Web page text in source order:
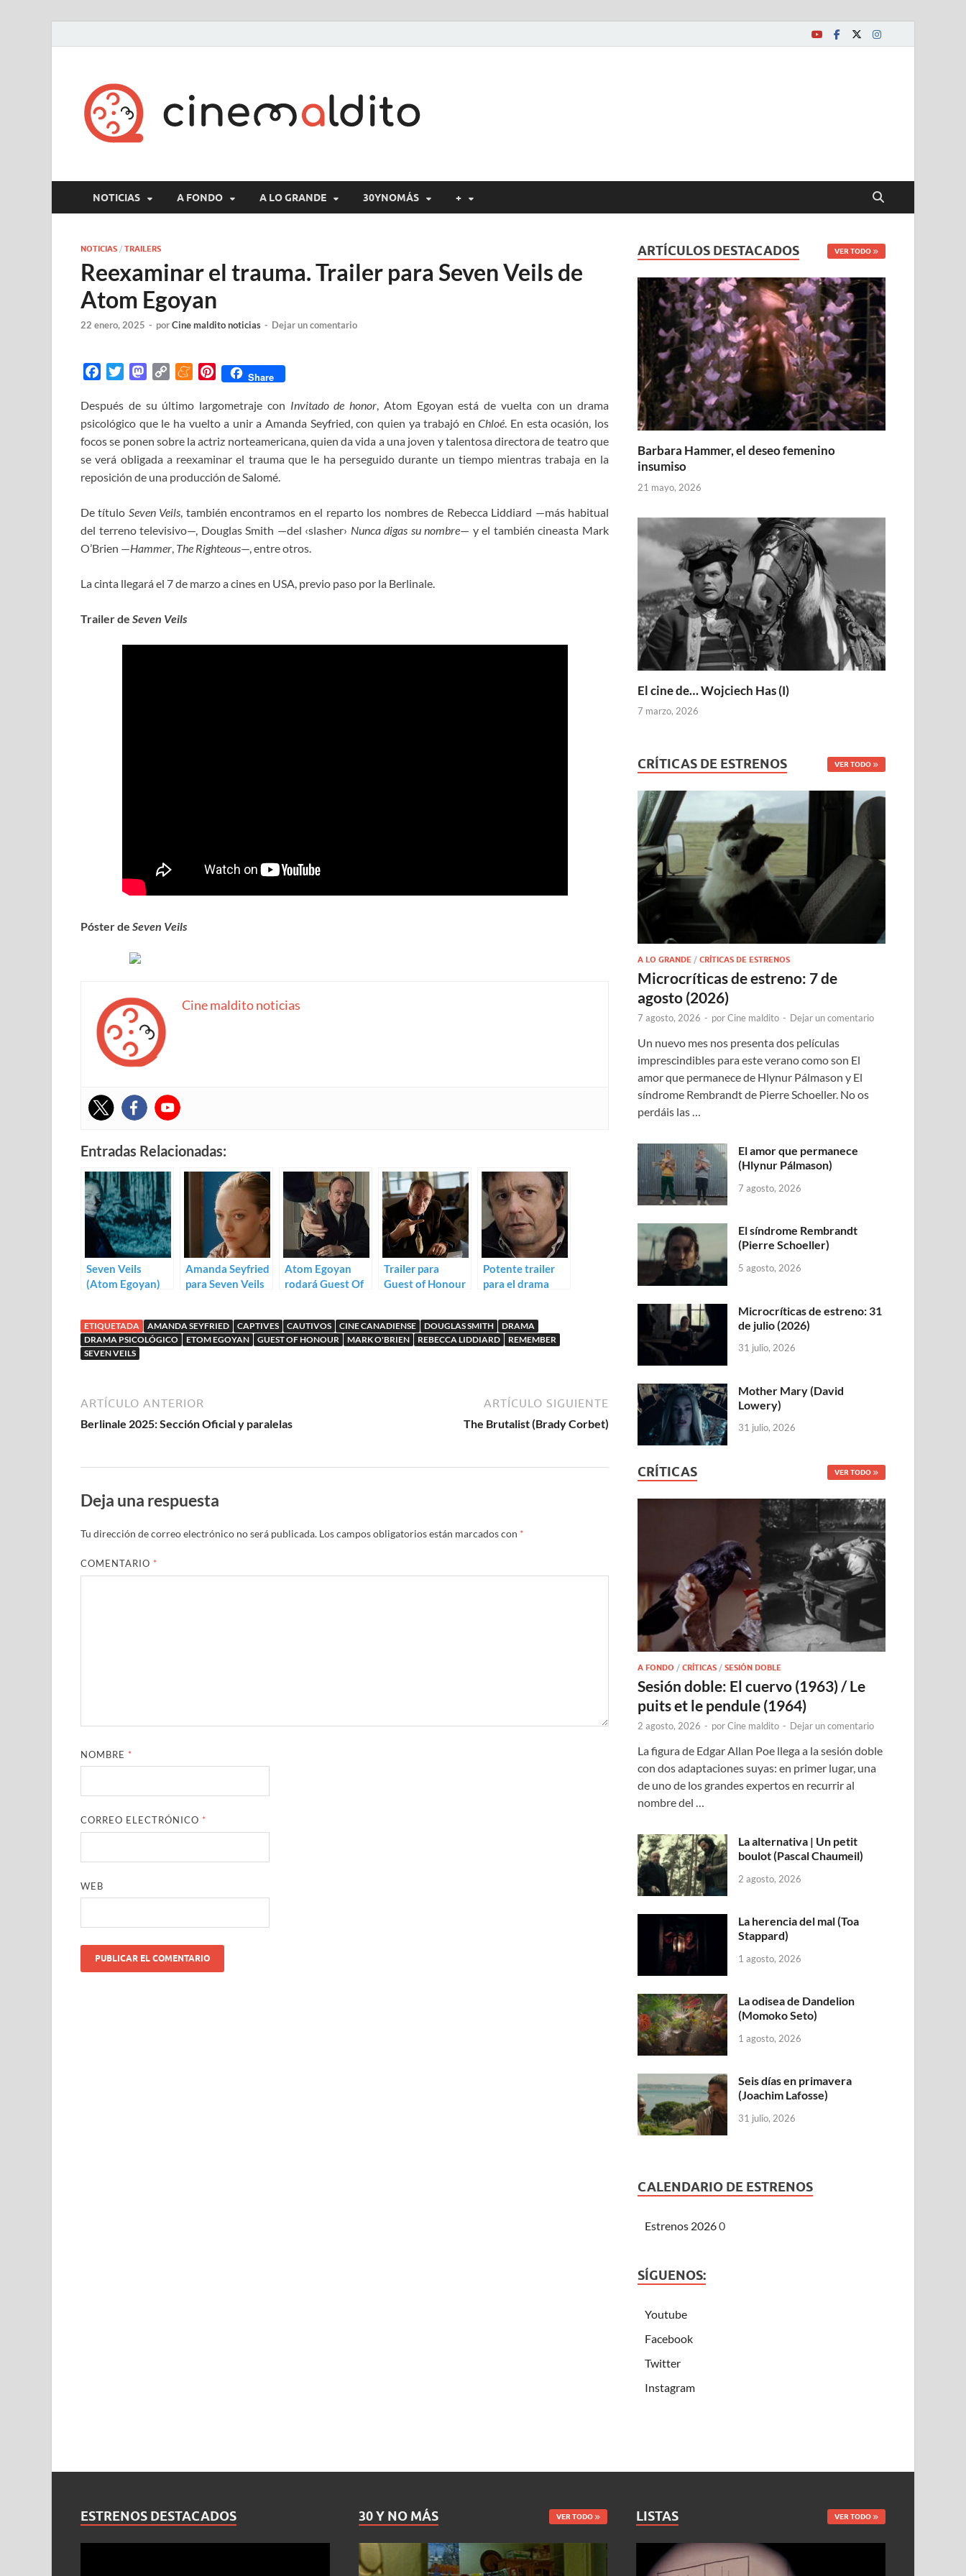
NOTICIAS A FONDO A LO GRANDE 30YNOMÁS +
NOTICIAS / TRAILERS
Reexaminar el trauma. Trailer para Seven Veils de
Atom Egoyan
22 enero, 2025 - porCine maldito noticias - Dejar un comentario
c
e
b
o
o
t
t
e
r
M
s
t
o
d
o
p
y
L
i
n
M
n
e
a
m
e
P
n
t
e
r
e
t
Share
Después de su último largometraje con Invitado de honor, Atom Egoyan está de vuelta con un drama
psicológico que le ha vuelto a unir a Amanda Seyfried, con quien ya trabajó enChloé. En esta ocasión, los
focos se ponen sobre la actriz norteamericana, quien da vida a una joven y talentosa directora de teatro que
se verá obligada a reexaminar el trauma que le ha perseguido durante un tiempo mientras trabaja en la
reposición de una producción de Salomé.
De título Seven Veils, también encontramos en el reparto los nombres de Rebecca Liddiard —más habitual
del terreno televisivo—, Douglas Smith —del ‹slasher› Nunca digas su nombre— y el también cineasta Mark
O’Brien —Hammer, The Righteous—, entre otros.
La cinta llegará el 7 de marzo a cines en USA, previo paso por la Berlinale.
Trailer de Seven Veils
Póster de Seven Veils
Cine maldito noticias
Entradas Relacionadas:
Seven Veils
(Atom Egoyan)
Amanda Seyfried
para Seven Veils
Atom Egoyan
rodará Guest Of
Trailer para
Guest of Honour
Potente trailer
para el drama
ETIQUETADA AMANDA SEYFRIED CAPTIVES CAUTIVOS CINE CANADIENSE DOUGLAS SMITH
DRAMA
DRAMA PSICOLÓGICO
ETOM EGOYAN GUEST OF HONOUR MARK O'BRIEN REBECCA LIDDIARD
REMEMBER
SEVEN VEILS
ARTÍCULO ANTERIOR
Berlinale 2025: Sección Oficial y paralelas
ARTÍCULO SIGUIENTE
The Brutalist (Brady Corbet)
Deja una respuesta
Tu dirección de correo electrónico no será publicada. Los campos obligatorios están marcados con *
COMENTARIO *
NOMBRE *
CORREO ELECTRÓNICO *
WEB
ARTÍCULOS DESTACADOS VER TODO
Barbara Hammer, el deseo femenino
insumiso
21 mayo, 2026
El cine de… Wojciech Has (I)
7 marzo, 2026
CRÍTICAS DE ESTRENOS VER TODO
A LO GRANDE /CRÍTICAS DE ESTRENOS
Microcríticas de estreno: 7 de
agosto (2026)
7 agosto, 2026 - porCine maldito - Dejar un comentario
Un nuevo mes nos presenta dos películas
imprescindibles para este verano como son El
amor que permanece de Hlynur Pálmason y El
síndrome Rembrandt de Pierre Schoeller. No os
perdáis las …
El amor que permanece
(Hlynur Pálmason)
7 agosto, 2026
El síndrome Rembrandt
(Pierre Schoeller)
5 agosto, 2026
Microcríticas de estreno: 31
de julio (2026)
31 julio, 2026
Mother Mary (David
Lowery)
31 julio, 2026
CRÍTICAS VER TODO
A FONDO /CRÍTICAS /SESIÓN DOBLE
Sesión doble: El cuervo (1963) / Le
puits et le pendule (1964)
2 agosto, 2026 - porCine maldito - Dejar un comentario
La figura de Edgar Allan Poe llega a la sesión doble
con dos adaptaciones suyas: en primer lugar, una
de uno de los grandes expertos en recurrir al
nombre del …
La alternativa | Un petit
boulot (Pascal Chaumeil)
2 agosto, 2026
La herencia del mal (Toa
Stappard)
1 agosto, 2026
La odisea de Dandelion
(Momoko Seto)
1 agosto, 2026
Seis días en primavera
(Joachim Lafosse)
31 julio, 2026
CALENDARIO DE ESTRENOS
Estrenos 20260
SÍGUENOS:
Youtube
Facebook
Twitter
Instagram
ESTRENOS DESTACADOS 30 Y NO MÁS VER TODO LISTAS VER TODO